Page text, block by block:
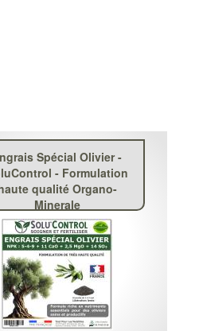
Spécial Olivier -
- Formulation
qualité Organo-
Minerale